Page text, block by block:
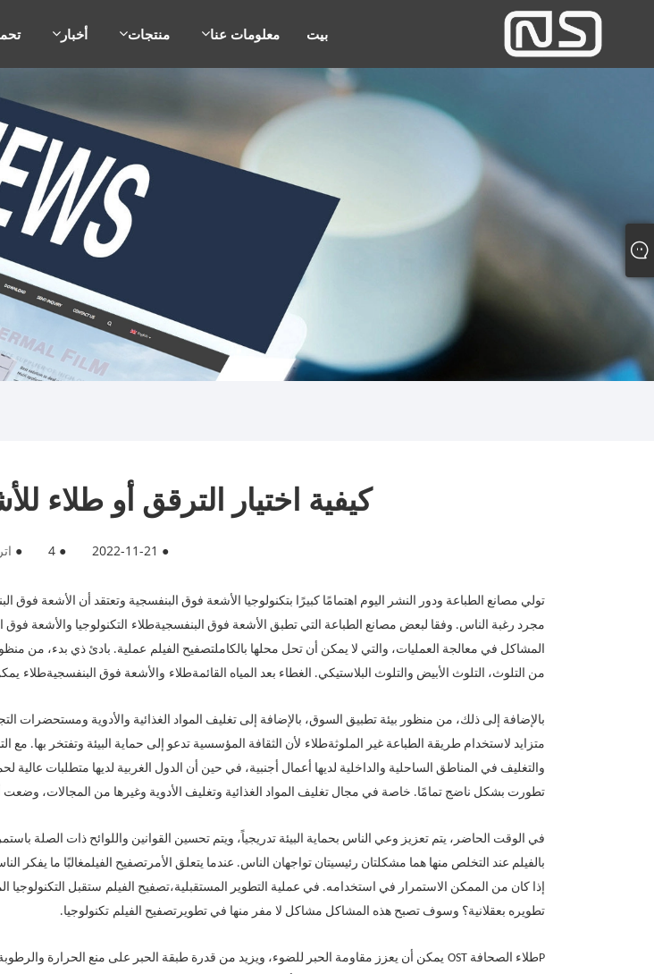
بيت معلومات عنا منتجات أخبار
كيفية اختيار الترقق أو طلاء
●
2022-11-21
●
4
●
تولي مصانع الطباعة ودور النشر اليوم اهتمامًا كبيرًا بتكنولوجيا الأشعة فوق البنفسجية وتعتقد أن الأشعة فوق
مجرد رغبة الناس. وفقا لبعض مصانع الطباعة التي تطبق الأشعة فوق البنفسجيةطلاء التكنولوجيا والأشعة فوق
المشاكل في معالجة العمليات، والتي لا يمكن أن تحل محلها بالكاملتصفيح الفيلم عملية. بادئ ذي بدء، من
من التلوث، التلوث الأبيض والتلوث البلاستيكي. الغطاء بعد المياه القائمةطلاء والأشعة فوق البنفسجيةطلاء
بالإضافة إلى ذلك، من منظور بيئة تطبيق السوق، بالإضافة إلى تغليف المواد الغذائية والأدوية ومستحضرات
متزايد لاستخدام طريقة الطباعة غير الملوثةطلاء لأن الثقافة المؤسسية تدعو إلى حماية البيئة وتفتخر بها. مع
والتغليف في المناطق الساحلية والداخلية لديها أعمال أجنبية، في حين أن الدول الغربية لديها متطلبات عالية
تطورت بشكل ناضج تمامًا. خاصة في مجال تغليف المواد الغذائية وتغليف الأدوية وغيرها من المجالات، وضعت
في الوقت الحاضر، يتم تعزيز وعي الناس بحماية البيئة تدريجياً، ويتم تحسين القوانين واللوائح ذات الصلة
بالفيلم عند التخلص منها هما مشكلتان رئيسيتان تواجهان الناس. عندما يتعلق الأمر تصفيح الفيلمغالبًا ما يفكر
إذا كان من الممكن الاستمرار في استخدامه. في عملية التطوير المستقبلية،تصفيح الفيلم ستقبل التكنولوجيا
تطويره بعقلانية؟ وسوف تصبح هذه المشاكل مشاكل لا مفر منها في تطوير تصفيح الفيلم تكنولوجيا.
Pطلاء الصحافة OST يمكن أن يعزز مقاومة الحبر للضوء، ويزيد من قدرة طبقة الحبر على منع الحرارة